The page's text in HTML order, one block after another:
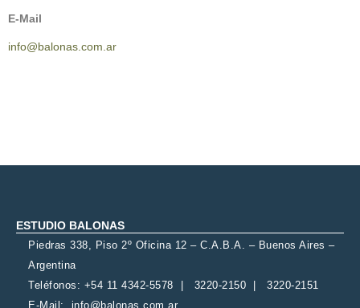
E-Mail
info@balonas.com.ar
ESTUDIO BALONAS
Piedras 338, Piso 2º Oficina 12 – C.A.B.A. – Buenos Aires –
Argentina
Teléfonos: +54 11 4342-5578 | 3220-2150 | 3220-2151
E-Mail: info@balonas.com.ar